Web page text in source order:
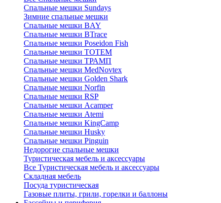
Спальные мешки Sundays
Зимние спальные мешки
Спальные мешки BAY
Спальные мешки BTrace
Спальные мешки Poseidon Fish
Спальные мешки ТОТЕМ
Спальные мешки ТРАМП
Cпальные мешки MedNovtex
Спальные мешки Golden Shark
Спальные мешки Norfin
Спальные мешки RSP
Спальные мешки Acamper
Спальные мешки Atemi
Спальные мешки KingCamp
Спальные мешки Husky
Спальные мешки Pinguin
Недорогие спальные мешки
Туристическая мебель и аксессуары
Все Туристическая мебель и аксессуары
Складная мебель
Посуда туристическая
Газовые плиты, грили, горелки и баллоны